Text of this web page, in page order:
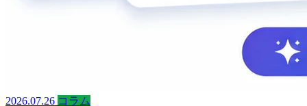
2026.07.26 コラム